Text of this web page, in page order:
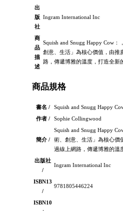
出
版
社
Ingram International Inc
商
品
描
述
Squish and Snugg Happy Cow：
創意、生活」為核心價值，由推
路，傳遞博雅的溫度，打造全新
商品規格
書名 /
Squish and Snugg Happy
作者 /
Sophie Collingwood
簡介 /
Squish and Snugg Happy
術、創意、生活」為核心價
過線上網路，傳遞博雅的溫
出版社
/
Ingram International Inc
ISBN13
/
9781805446224
ISBN10